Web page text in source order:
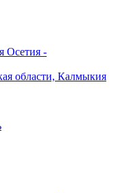
Осетия -
области, Калмыкия